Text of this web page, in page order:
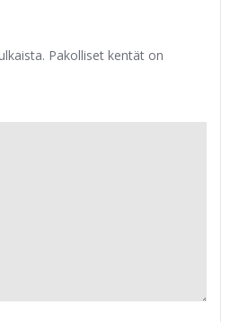
Pakolliset kentät on